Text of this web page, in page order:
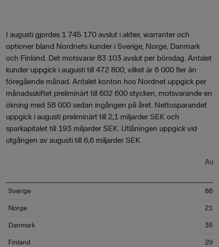
I augusti gjordes 1 745 170 avslut i aktier, warranter och
optioner bland Nordnets kunder i Sverige, Norge, Danmark
och Finland. Det motsvarar 83 103 avslut per börsdag. Antalet
kunder uppgick i augusti till 472 800, vilket är 6 000 fler än
föregående månad. Antalet konton hos Nordnet uppgick per
månadsskiftet preliminärt till 602 600 stycken, motsvarande en
ökning med 58 000 sedan ingången på året. Nettosparandet
uppgick i augusti preliminärt till 2,1 miljarder SEK och
sparkapitalet till 193 miljarder SEK. Utlåningen uppgick vid
utgången av augusti till 6,6 miljarder SEK.
Aug
Sverige 866
Norge 213
Danmark 369
Finland 295